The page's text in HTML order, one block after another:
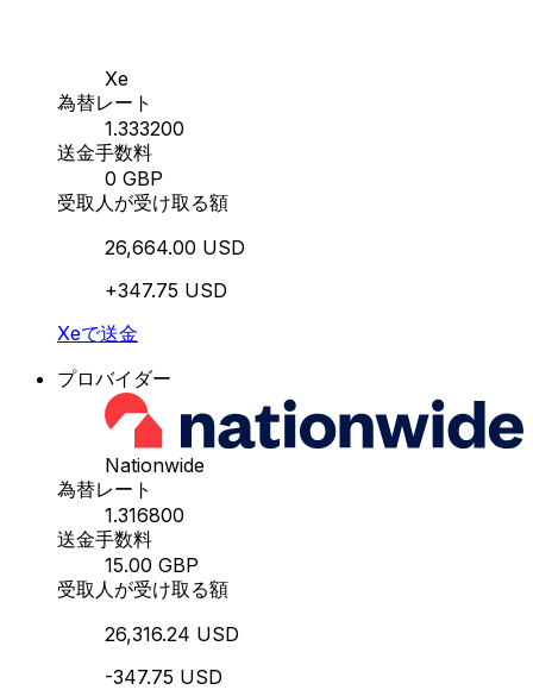
Xe
為替レート
1.333200
送金手数料
0 GBP
受取人が受け取る額
26,664.00 USD
+347.75 USD
Xeで送金
プロバイダー
Nationwide
為替レート
1.316800
送金手数料
15.00 GBP
受取人が受け取る額
26,316.24 USD
-347.75 USD